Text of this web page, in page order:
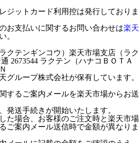
ジットカード利用控は発行しておりま
お支払いに関するお問い合わせは楽天
。
クテンギンコウ）楽天市場支店（ラク
2673544 ラクテン（ハナコＢＯＴＡ
グループ株式会社が保有しています。
するご案内メールを楽天市場からお送
発送手続きが開始いたします。
た場合、お客様のご注文時と楽天市場
ご案内メール送信時で金額が異なりま